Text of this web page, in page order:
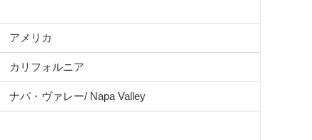
アメリカ
カリフォルニア
ナパ・ヴァレー/ Napa Valley